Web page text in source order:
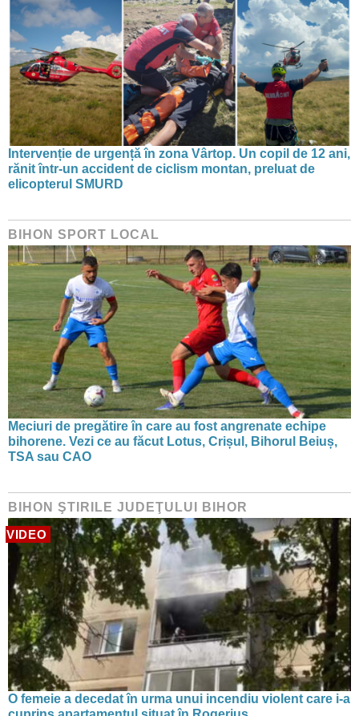
Intervenție de urgență în zona Vârtop. Un copil de 12 ani,
rănit într-un accident de ciclism montan, preluat de
elicopterul SMURD
BIHON SPORT LOCAL
Meciuri de pregătire în care au fost angrenate echipe
bihorene. Vezi ce au făcut Lotus, Crișul, Bihorul Beiuș,
TSA sau CAO
BIHON ŞTIRILE JUDEŢULUI BIHOR
VIDEO
O femeie a decedat în urma unui incendiu violent care i-a